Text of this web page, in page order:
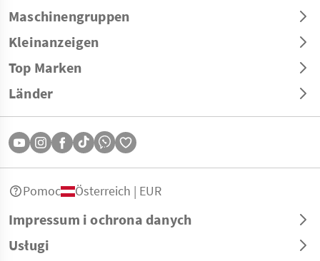
Maschinengruppen
Kleinanzeigen
Top Marken
Länder
Impressum i ochrona danych
Usługi
Pomoc Österreich | EUR